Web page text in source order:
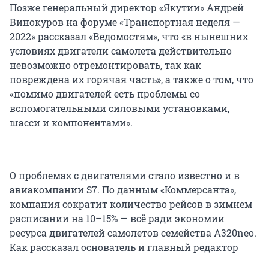
Позже генеральный директор «Якутии» Андрей
Винокуров на форуме «Транспортная неделя —
2022» рассказал «Ведомостям», что «в нынешних
условиях двигатели самолета действительно
невозможно отремонтировать, так как
повреждена их горячая часть», а также о том, что
«помимо двигателей есть проблемы со
вспомогательными силовыми установками,
шасси и компонентами».
О проблемах с двигателями стало известно и в
авиакомпании S7. По данным «Коммерсанта»,
компания сократит количество рейсов в зимнем
расписании на 10–15% — всё ради экономии
ресурса двигателей самолетов семейства A320neo.
Как рассказал основатель и главный редактор